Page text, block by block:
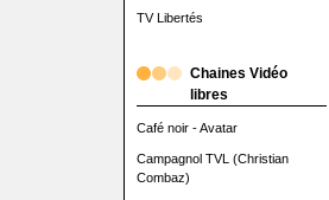
TV Libertés
Chaines Vidéo
libres
Café noir - Avatar
Campagnol TVL (Christian
Combaz)